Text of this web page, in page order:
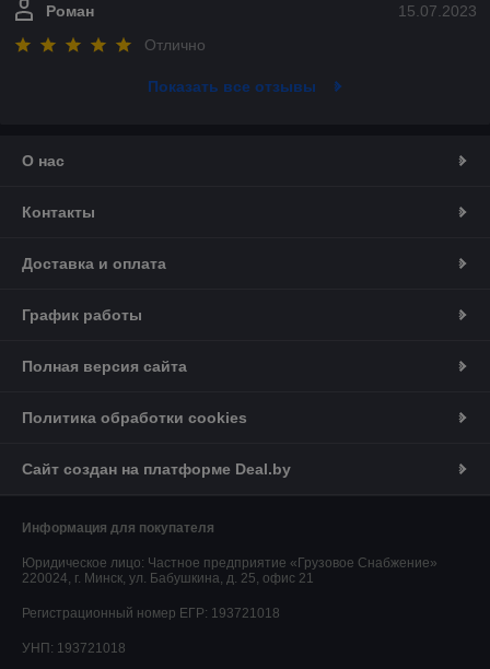
15.07.2023
Роман
Отлично
Показать все отзывы
О нас
Контакты
Доставка и оплата
График работы
Полная версия сайта
Политика обработки cookies
Сайт создан на платформе Deal.by
Информация для покупателя
Юридическое лицо: Частное предприятие «Грузовое Снабжение»
220024, г. Минск, ул. Бабушкина, д. 25, офис 21
Регистрационный номер ЕГР: 193721018
УНП: 193721018